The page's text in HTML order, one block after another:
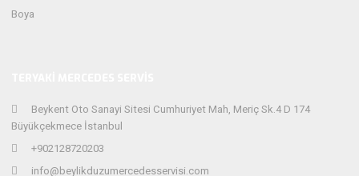
Beykent Oto Sanayi Sitesi Cumhuriyet Mah, Meriç Sk.4 D 174
Büyükçekmece İstanbul
+902128720203
info@beylikduzumercedesservisi.com
Boya